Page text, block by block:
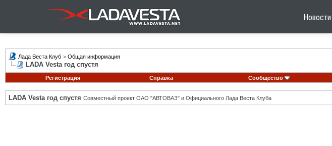
Новости
Лада Веста Клуб > Общая информация
LADA Vesta год спустя
Регистрация
Справка Сообщество
LADA Vesta год спустя Совместный проект ОАО "АВТОВАЗ" и Официального Лада Веста Клуба